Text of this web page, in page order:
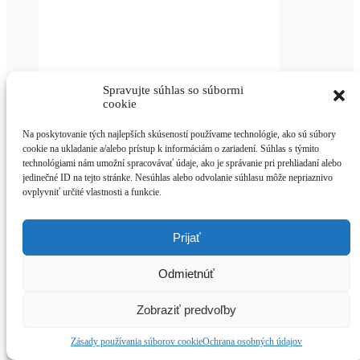
Spravujte súhlas so súbormi
cookie
Na poskytovanie tých najlepších skúseností používame technológie, ako sú súbory
cookie na ukladanie a/alebo prístup k informáciám o zariadení. Súhlas s týmito
technológiami nám umožní spracovávať údaje, ako je správanie pri prehliadaní alebo
jedinečné ID na tejto stránke. Nesúhlas alebo odvolanie súhlasu môže nepriaznivo
ovplyvniť určité vlastnosti a funkcie.
Prijať
Odmietnúť
Zobraziť predvoľby
Zásady používania súborov cookieOchrana osobných údajov